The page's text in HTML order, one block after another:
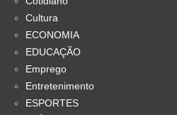
Cultura
ECONOMIA
EDUCAÇÃO
Emprego
Entretenimento
ESPORTES